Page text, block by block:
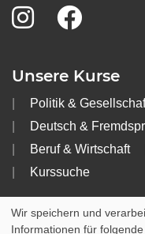
Unsere Kurse
Politik &
Deutsch &
Beruf & Wirtschaft
Kurssuche
Info
Wir speichern und
Informationen für